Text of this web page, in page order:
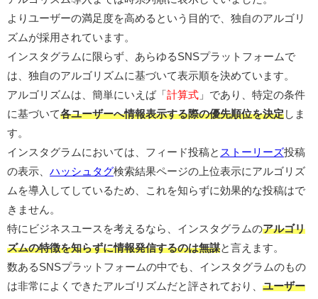
よりユーザーの満足度を高めるという目的で、独自のアルゴリ
ズムが採用されています。
インスタグラムに限らず、あらゆるSNSプラットフォームで
は、独自のアルゴリズムに基づいて表示順を決めています。
アルゴリズムは、簡単にいえば「 計算式 」であり、特定の条件
に基づいて各ユーザーへ情報表示する際の優先順位を決定 しま
す。
インスタグラムにおいては、フィード投稿と ストーリーズ投稿
の表示、 ハッシュタグ検索結果ページの上位表示にアルゴリズ
ムを導入してしているため、これを知らずに効果的な投稿はで
きません。
特にビジネスユースを考えるなら、インスタグラムのアルゴリ
ズムの特徴を知らずに情報発信するのは無謀と言えます。
数あるSNSプラットフォームの中でも、インスタグラムのもの
は非常によくできたアルゴリズムだと評されており、 ユーザー